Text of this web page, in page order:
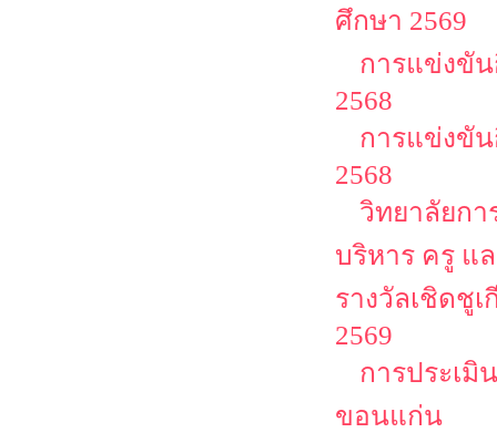
ศึกษา 2569
การแข่งขัน
2568
การแข่งขัน
2568
วิทยาลัยก
บริหาร ครู แ
รางวัลเชิดชู
2569
การประเมิ
ขอนแก่น